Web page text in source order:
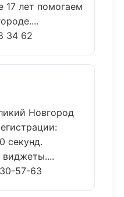
17 лет помогаем
34 62
Новгород
секунд.
виджеты....
57-63